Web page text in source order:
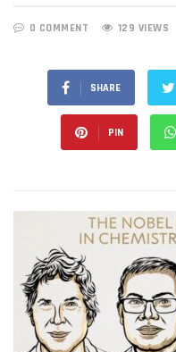
0 COMMENT 129 VIEWS
SHARE
PIN